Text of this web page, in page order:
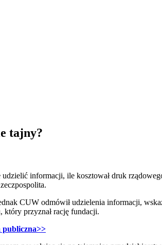
tajny?
informacji, ile kosztował druk
CUW odmówił udzielenia informacji,
który przyznał rację fundacji.
publiczna>>